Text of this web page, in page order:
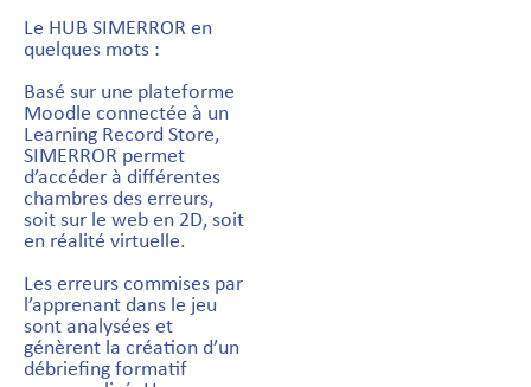
Le HUB SIMERROR en
quelques mots :
Basé sur une plateforme
Moodle connectée à un
Learning Record Store,
SIMERROR permet
d’accéder à différentes
chambres des erreurs,
soit sur le web en 2D, soit
en réalité virtuelle.
Les erreurs commises par
l’apprenant dans le jeu
sont analysées et
génèrent la création d’un
débriefing formatif